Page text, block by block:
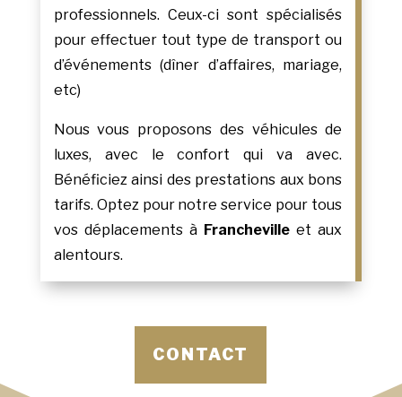
professionnels. Ceux-ci sont spécialisés
pour effectuer tout type de transport ou
d’événements (dîner d’affaires, mariage,
etc)
Nous vous proposons des véhicules de
luxes, avec le confort qui va avec.
Bénéficiez ainsi des prestations aux bons
tarifs. Optez pour notre service pour tous
vos déplacements à Francheville et aux
alentours.
CONTACT